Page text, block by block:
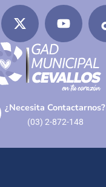
¿Necesita Contactarnos?
(03) 2-872-148